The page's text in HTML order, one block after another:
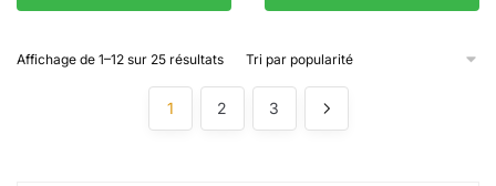
Affichage de 1–12 sur 25 résultats
1 2 3